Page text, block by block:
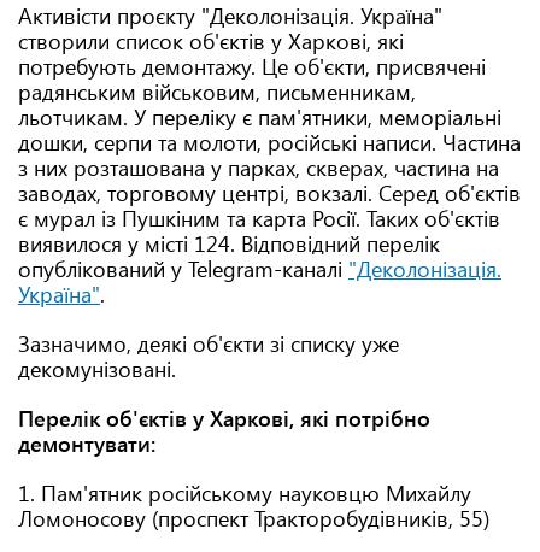
Активісти проєкту "Деколонізація. Україна"
створили список об'єктів у Харкові, які
потребують демонтажу. Це об'єкти, присвячені
радянським військовим, письменникам,
льотчикам. У переліку є пам'ятники, меморіальні
дошки, серпи та молоти, російські написи. Частина
з них розташована у парках, скверах, частина на
заводах, торговому центрі, вокзалі. Серед об'єктів
є мурал із Пушкіним та карта Росії. Таких об'єктів
виявилося у місті 124. Відповідний перелік
опублікований у Telegram-каналі "Деколонізація.
Україна".
Зазначимо, деякі об'єкти зі списку уже
декомунізовані.
Перелік об'єктів у Харкові, які потрібно
демонтувати:
1. Пам'ятник російському науковцю Михайлу
Ломоносову (проспект Тракторобудівників, 55)